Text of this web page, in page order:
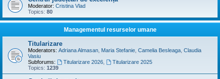
Moderator: Cristina Vlad
Topics: 80
Managementul resurselor umane
Titularizare
Moderators: Adriana Almasan Maria Stefanie Camelia Besleaga Claudia
Vasiu
Subforums:
Titularizare 2026,
Titularizare 2025
Topics: 1239